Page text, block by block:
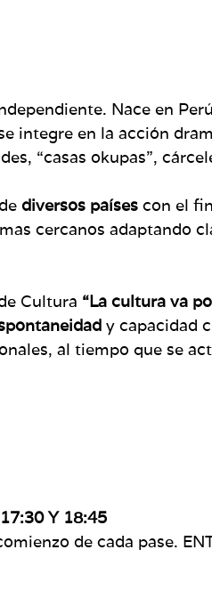
Nace en
integre en la acción
“casas okupas”,
diversos países con el
cercanos adaptando
Cultura “La cultura va
y capacidad
al tiempo que se
Y 18:45
de cada pase.